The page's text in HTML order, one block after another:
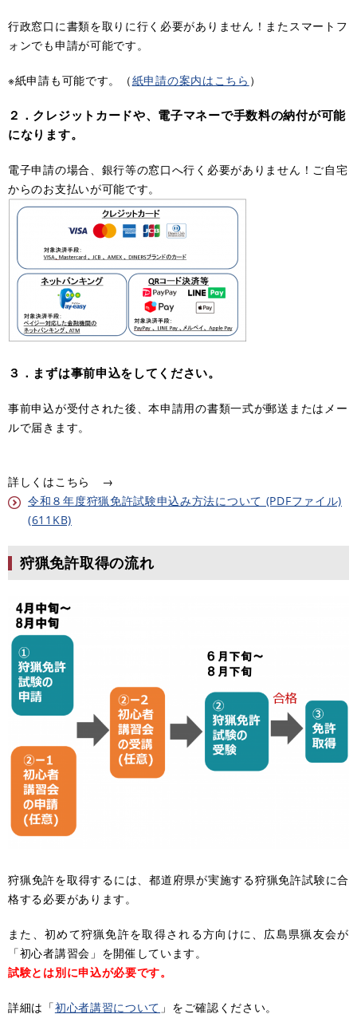
行政窓口に書類を取りに行く必要がありません！またスマートフ
ォンでも申請が可能です。
※紙申請も可能です。（紙申請の案内はこちら ）
２．クレジットカードや、電子マネーで手数料の納付が可能
になります。
電子申請の場合、銀行等の窓口へ行く必要がありません！ご自宅
からのお支払いが可能です。
３．まずは事前申込をしてください。
事前申込が受付された後、本申請用の書類一式が郵送またはメー
ルで届きます。
詳しくはこちら →
令和８年度狩猟免許試験申込み方法について (PDFファイル)
(611KB)
狩猟免許取得の流れ
狩猟免許を取得するには、都道府県が実施する狩猟免許試験に合
格する必要があります。
また、初めて狩猟免許を取得される方向けに、広島県猟友会が
「初心者講習会」を開催しています。
試験とは別に申込が必要です。
詳細は「初心者講習について 」をご確認ください。